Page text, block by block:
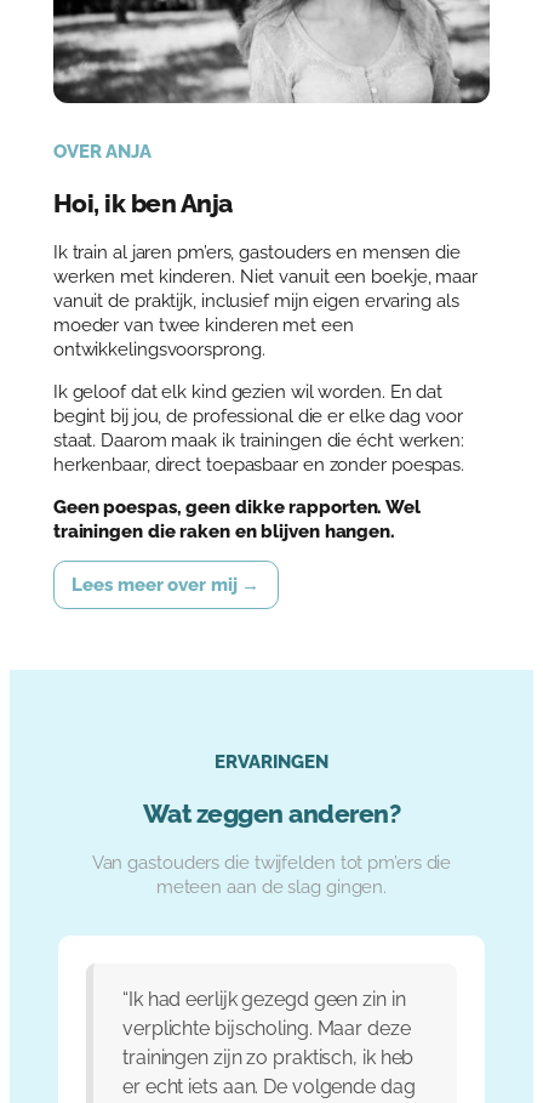
OVER ANJA
Hoi, ik ben Anja
Ik train al jaren pm’ers, gastouders en mensen die
werken met kinderen. Niet vanuit een boekje, maar
vanuit de praktijk, inclusief mijn eigen ervaring als
moeder van twee kinderen met een
ontwikkelingsvoorsprong.
Ik geloof dat elk kind gezien wil worden. En dat
begint bij jou, de professional die er elke dag voor
staat. Daarom maak ik trainingen die écht werken:
herkenbaar, direct toepasbaar en zonder poespas.
Geen poespas, geen dikke rapporten. Wel
trainingen die raken en blijven hangen.
Lees meer over mij →
ERVARINGEN
Wat zeggen anderen?
Van gastouders die twijfelden tot pm’ers die
meteen aan de slag gingen.
“Ik had eerlijk gezegd geen zin in
verplichte bijscholing. Maar deze
trainingen zijn zo praktisch, ik heb
er echt iets aan. De volgende dag